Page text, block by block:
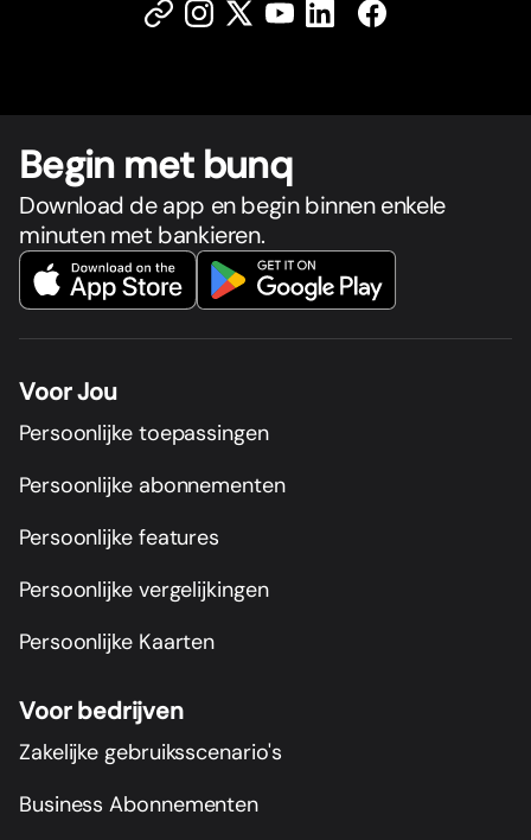
Begin met bunq
Download de app en begin binnen enkele
minuten met bankieren.
Voor Jou
Persoonlijke toepassingen
Persoonlijke abonnementen
Persoonlijke features
Persoonlijke vergelijkingen
Persoonlijke Kaarten
Voor bedrijven
Zakelijke gebruiksscenario's
Business Abonnementen